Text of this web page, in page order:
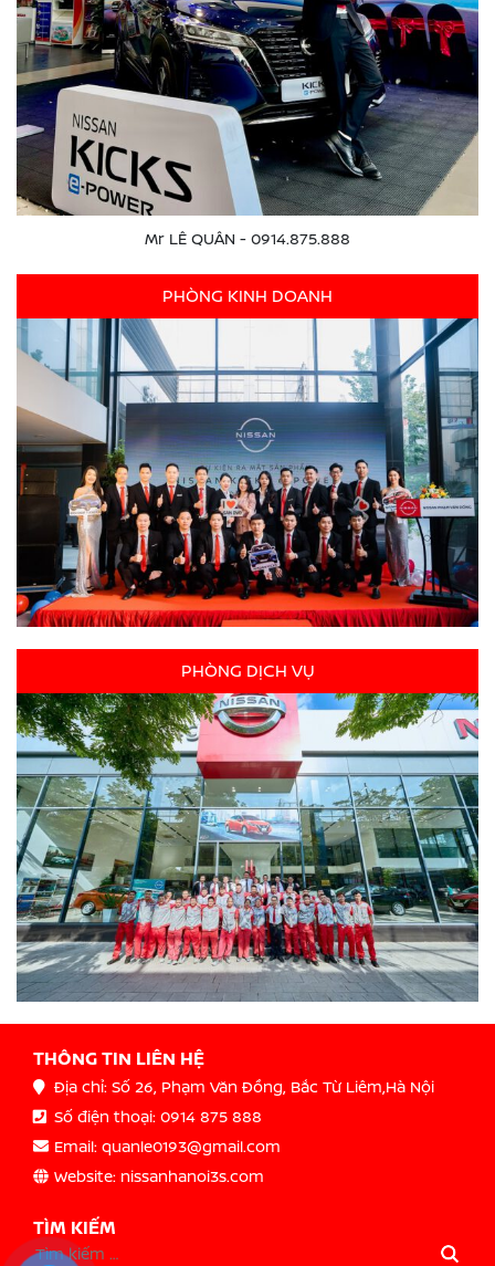
Mr LÊ QUÂN - 0914.875.888
PHÒNG KINH DOANH
PHÒNG DỊCH VỤ
THÔNG TIN LIÊN HỆ
Địa chỉ: Số 26, Phạm Văn Đồng, Bắc Từ Liêm,Hà Nội
Số điện thoại: 0914 875 888
Email: quanle0193@gmail.com
Website: nissanhanoi3s.com
TÌM KIẾM